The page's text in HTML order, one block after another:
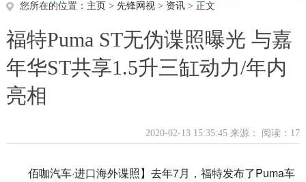
您所在的位置： 主页 > 先锋网视> 资讯> 正文
福特Puma ST无伪谍照曝光 与嘉
年华ST共享1.5升三缸动力/年内
亮相
2020-02-13 15:35:45 来源： 阅读：17
佰咖汽车·进口海外谍照】去年7月，福特发布了Puma车